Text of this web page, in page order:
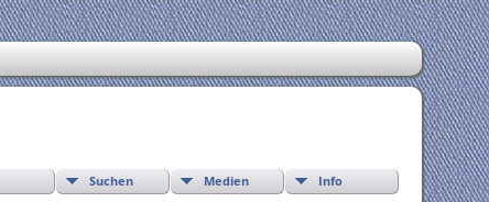
Suchen Medien Info